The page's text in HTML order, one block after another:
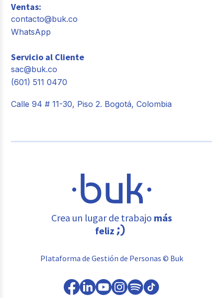
Ventas:
contacto@buk.co
WhatsApp
Servicio al Cliente
sac@buk.co
(601) 511 0470
Calle 94 # 11-30, Piso 2. Bogotá, Colombia
Crea un lugar de trabajo más
feliz
Plataforma de Gestión de Personas © Buk